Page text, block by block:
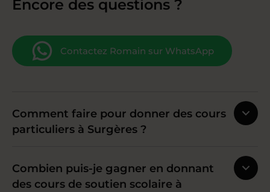
Encore des questions ?
Contactez Romain sur WhatsApp
Comment faire pour donner des cours
particuliers à Surgères ?
Combien puis-je gagner en donnant
des cours de soutien scolaire à